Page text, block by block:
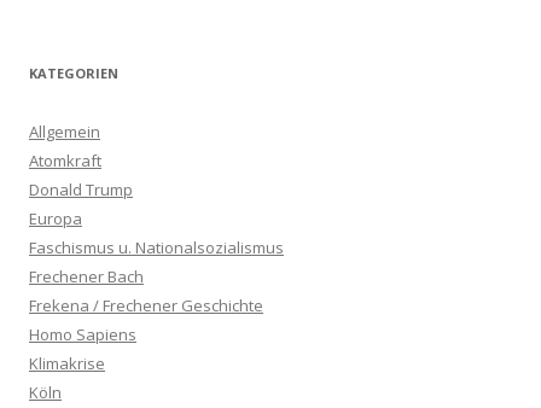
KATEGORIEN
Allgemein
Atomkraft
Donald Trump
Europa
Faschismus u. Nationalsozialismus
Frechener Bach
Frekena / Frechener Geschichte
Homo Sapiens
Klimakrise
Köln